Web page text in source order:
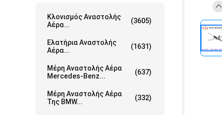
Κλονισμός Αναστολής
Αέρα...
(3605)
Ελατήρια Αναστολής
Αέρα...
(1631)
Μέρη Αναστολής Αέρα
Mercedes-Benz...
(637)
Μέρη Αναστολής Αέρα
Της BMW...
(332)